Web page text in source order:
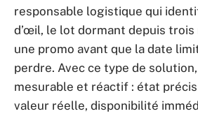
responsable logistique qui
d’œil, le lot dormant depuis
une promo avant que la date
perdre. Avec ce type de
mesurable et réactif : état
valeur réelle, disponibilité